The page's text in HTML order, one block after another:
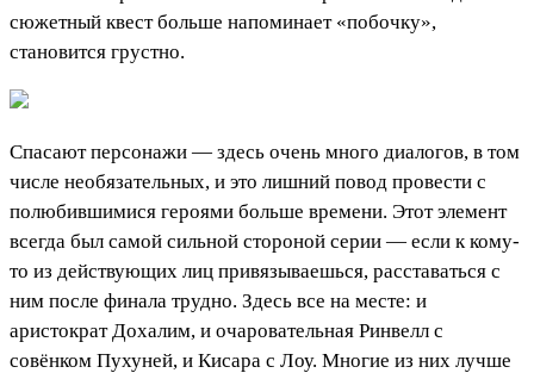
сюжетный квест больше напоминает «побочку»,
становится грустно.
Спасают персонажи — здесь очень много диалогов, в том
числе необязательных, и это лишний повод провести с
полюбившимися героями больше времени. Этот элемент
всегда был самой сильной стороной серии — если к кому-
то из действующих лиц привязываешься, расставаться с
ним после финала трудно. Здесь все на месте: и
аристократ Дохалим, и очаровательная Ринвелл с
совёнком Пухуней, и Кисара с Лоу. Многие из них лучше